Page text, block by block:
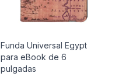
Funda Universal Egypt
para eBook de 6
pulgadas